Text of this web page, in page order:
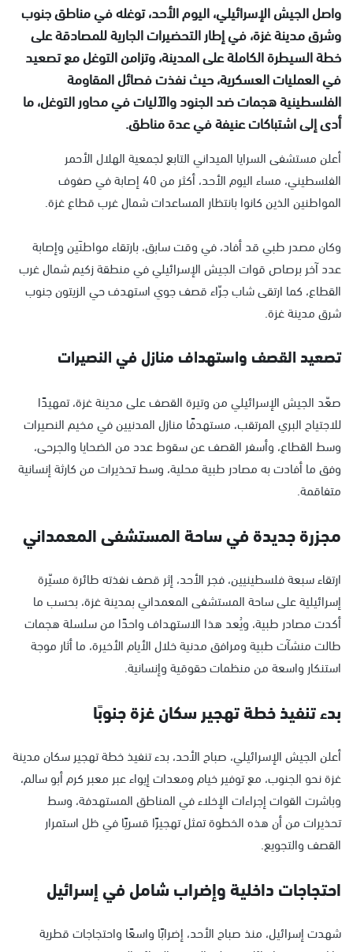
واصل الجيش الإسرائيلي، اليوم الأحد، توغله في مناطق جنوب
وشرق مدينة غزة، في إطار التحضيرات الجارية للمصادقة على
خطة السيطرة الكاملة على المدينة، وتزامن التوغل مع تصعيد
في العمليات العسكرية، حيث نفذت فصائل المقاومة
الفلسطينية هجمات ضد الجنود والآليات في محاور التوغل، ما
أدى إلى اشتباكات عنيفة في عدة مناطق.
أعلن مستشفى السرايا الميداني التابع لجمعية الهلال الأحمر
الفلسطيني، مساء اليوم الأحد، أكثر من 40 إصابة في صفوف
المواطنين الذين كانوا بانتظار المساعدات شمال غرب قطاع غزة.
وكان مصدر طبي قد أفاد، في وقت سابق، بارتقاء مواطنَين وإصابة
عدد آخر برصاص قوات الجيش الإسرائيلي في منطقة زكيم شمال غرب
القطاع، كما ارتقى شاب جرّاء قصف جوي استهدف حي الزيتون جنوب
شرق مدينة غزة.
تصعيد القصف واستهداف منازل في النصيرات
صعّد الجيش الإسرائيلي من وتيرة القصف على مدينة غزة، تمهيدًا
للاجتياح البري المرتقب، مستهدفًا منازل المدنيين في مخيم النصيرات
وسط القطاع، وأسفر القصف عن سقوط عدد من الضحايا والجرحى،
وفق ما أفادت به مصادر طبية محلية، وسط تحذيرات من كارثة إنسانية
متفاقمة.
مجزرة جديدة في ساحة المستشفى المعمداني
ارتقاء سبعة فلسطينيين، فجر الأحد، إثر قصف نفذته طائرة مسيّرة
إسرائيلية على ساحة المستشفى المعمداني بمدينة غزة، بحسب ما
أكدت مصادر طبية، ويُعد هذا الاستهداف واحدًا من سلسلة هجمات
طالت منشآت طبية ومرافق مدنية خلال الأيام الأخيرة، ما أثار موجة
استنكار واسعة من منظمات حقوقية وإنسانية.
بدء تنفيذ خطة تهجير سكان غزة جنوبًا
أعلن الجيش الإسرائيلي، صباح الأحد، بدء تنفيذ خطة تهجير سكان مدينة
غزة نحو الجنوب، مع توفير خيام ومعدات إيواء عبر معبر كرم أبو سالم،
وباشرت القوات إجراءات الإخلاء في المناطق المستهدفة، وسط
تحذيرات من أن هذه الخطوة تمثل تهجيرًا قسريًا في ظل استمرار
القصف والتجويع.
احتجاجات داخلية وإضراب شامل في إسرائيل
شهدت إسرائيل، منذ صباح الأحد، إضرابًا واسعًا واحتجاجات قطرية